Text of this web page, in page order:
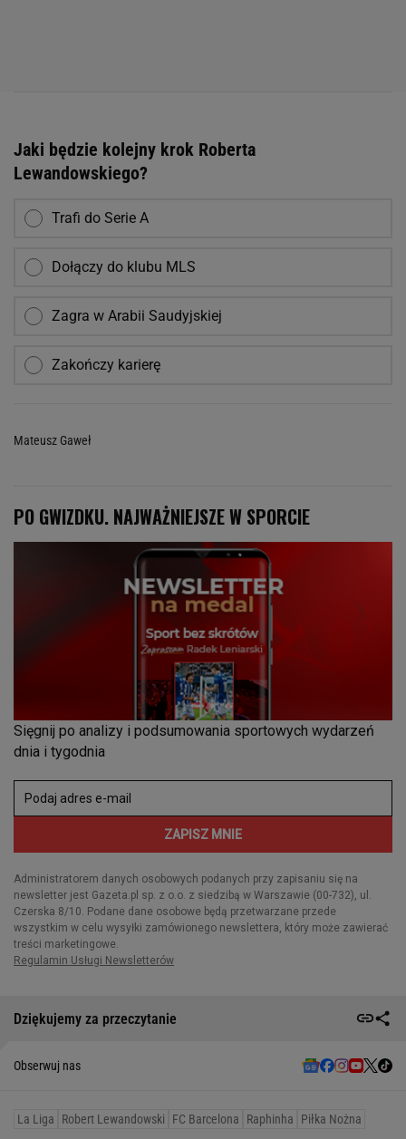
Jaki będzie kolejny krok Roberta
Lewandowskiego?
Trafi do Serie A
Dołączy do klubu MLS
Zagra w Arabii Saudyjskiej
Zakończy karierę
Mateusz Gaweł
Dziękujemy za przeczytanie
Obserwuj nas
La Liga Robert Lewandowski FC Barcelona Raphinha Piłka Nożna